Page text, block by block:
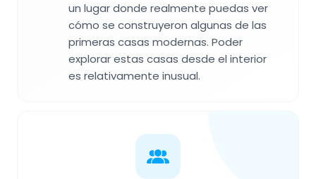
un lugar donde realmente puedas ver
cómo se construyeron algunas de las
primeras casas modernas. Poder
explorar estas casas desde el interior
es relativamente inusual.